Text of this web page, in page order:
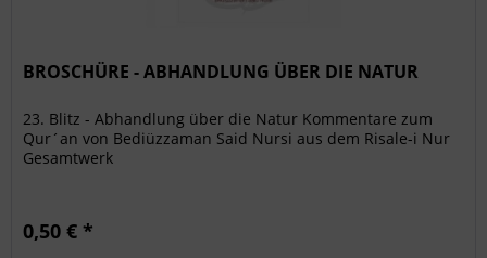
BROSCHÜRE - ABHANDLUNG ÜBER DIE NATUR
23. Blitz - Abhandlung über die Natur Kommentare zum
Qur´an von Bediüzzaman Said Nursi aus dem Risale-i Nur
Gesamtwerk
0,50 € *